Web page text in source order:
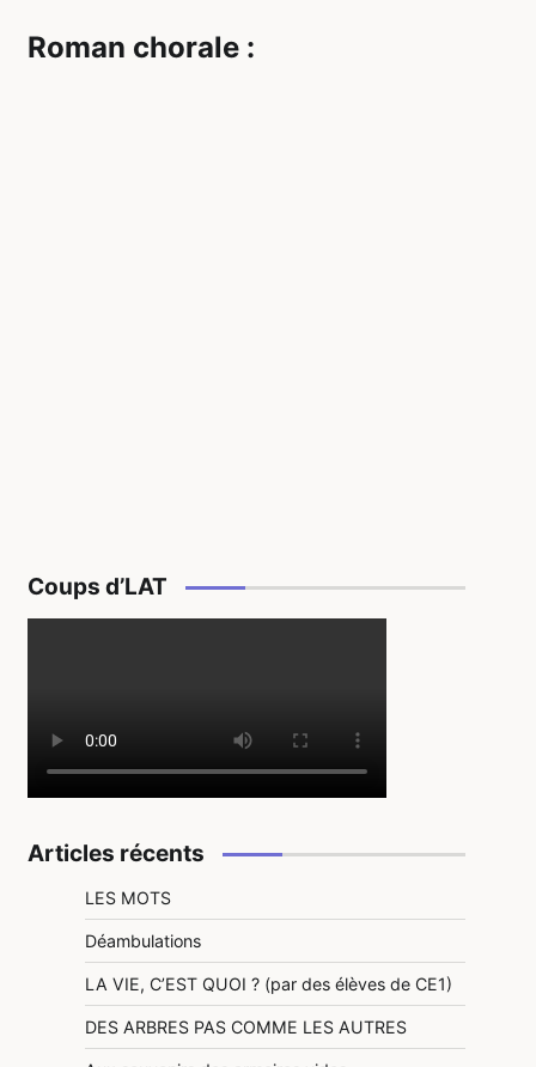
Roman chorale :
Coups d’LAT
Articles récents
LES MOTS
Déambulations
LA VIE, C’EST QUOI ? (par des élèves de CE1)
DES ARBRES PAS COMME LES AUTRES